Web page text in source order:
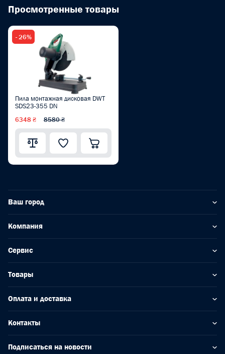
Просмотренные товары
- 26%
Пила монтажная дисковая DWT
SDS23-355 DN
6348 ₴ 8580 ₴
Ваш город
Компания
Сервис
Товары
Оплата и доставка
Контакты
Подписаться на новости